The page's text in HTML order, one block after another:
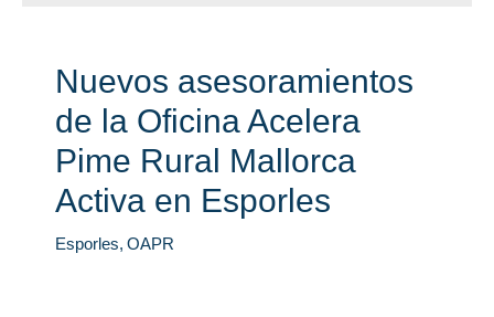
Nuevos asesoramientos
de la Oficina Acelera
Pime Rural Mallorca
Activa en Esporles
Esporles, OAPR